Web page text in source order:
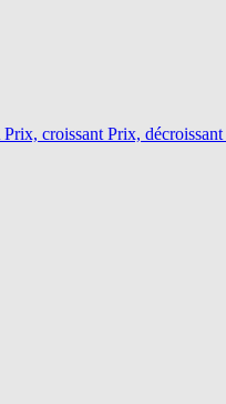
Prix, croissant Prix, décroissant